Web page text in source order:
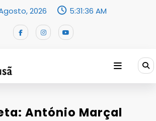
2026 5:31:37 AM
António Marçal